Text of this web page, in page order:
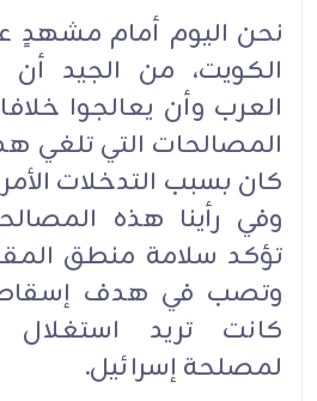
نحن اليوم أمام مشهدٍ
الكويت، من الجيد أن
العرب وأن يعالجوا
المصالحات التي تلغي
كان بسبب التدخلات
وفي رأينا هذه
تؤكد سلامة منطق
وتصب في هدف إسقاط
كانت تريد استغلال
لمصلحة إسرائيل.